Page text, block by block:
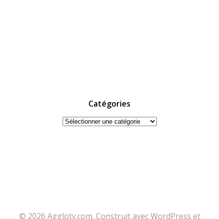
Catégories
Catégories
© 2026 Agglotv.com. Construit avec WordPress et